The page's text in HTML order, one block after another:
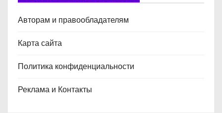
Авторам и правообладателям
Карта сайта
Политика конфиденциальности
Реклама и Контакты